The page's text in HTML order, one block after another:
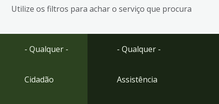
busca
Ir
Utilize os filtros para achar o serviço que procura
- Qualquer -
Cidadão
- Qualquer -
Assistência